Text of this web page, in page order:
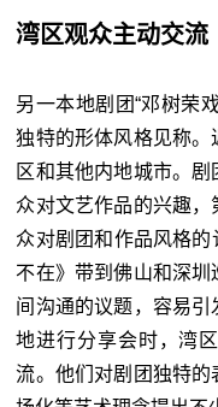
湾区观众主动交
另一本地剧团“邓树荣
独特的形体风格见称
区和其他内地城市。
众对文艺作品的兴趣
众对剧团和作品风格
不在》带到佛山和深
间沟通的议题，容易
地进行分享会时，湾
流。他们对剧团独特的